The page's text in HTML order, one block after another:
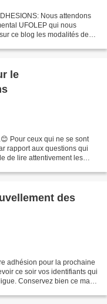
Nous attendons
UFOLEP qui nous
ce blog les modalités de
le
Pour ceux qui ne se sont
rapport aux questions qui
de lire attentivement les
des
adhésion pour la prochaine
ce soir vos identifiants qui
Conservez bien ce mail